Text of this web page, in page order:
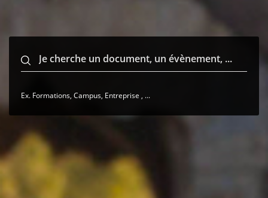
Ex. Formations, Campus, Entreprise , ...